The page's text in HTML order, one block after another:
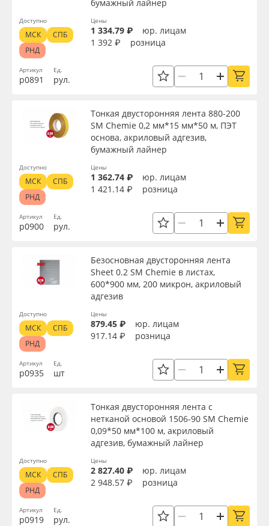
Артикул
р0891
бумажный лайнер
Ед.
рул.
Цены
1 334.79 ₽
юр. лицам
1 392 ₽
розница
Доступно
МСК
СПБ
РНД
Артикул
р0900
Тонкая двусторонняя лента 880-200
SM Chemie 0,2 мм*15 мм*50 м, ПЭТ
основа, акриловый адгезив,
бумажный лайнер
Ед.
рул.
Цены
1 362.74 ₽
юр. лицам
1 421.14 ₽
розница
Доступно
МСК
СПБ
РНД
Артикул
р0935
Безосновная двусторонняя лента
Sheet 0.2 SM Chemie в листах,
600*900 мм, 200 микрон, акриловый
адгезив
Ед.
шт
Цены
879.45 ₽
юр. лицам
917.14 ₽
розница
Доступно
МСК
СПБ
РНД
Артикул
р0919
Тонкая двусторонняя лента с
нетканой основой 1506-90 SM Chemie
0,09*50 мм*100 м, акриловый
адгезив, бумажный лайнер
Ед.
рул.
Цены
2 827.40 ₽
юр. лицам
2 948.57 ₽
розница
Доступно
МСК
СПБ
РНД